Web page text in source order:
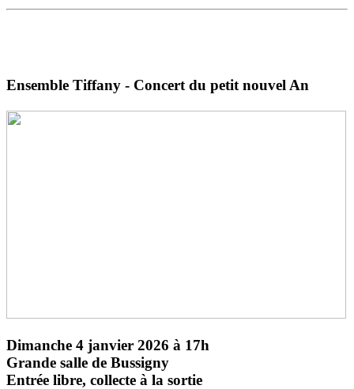
Ensemble Tiffany - Concert du petit nouvel An
Dimanche 4 janvier 2026 à 17h
Grande salle de Bussigny
Entrée libre, collecte à la sortie